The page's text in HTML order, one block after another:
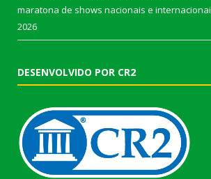
maratona de shows nacionais e
2026
DESENVOLVIDO POR CR2